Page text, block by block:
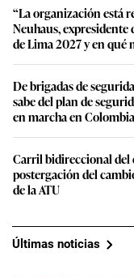
“La organización está
Neuhaus, expresidente
de Lima 2027 y en qué
De brigadas de
sabe del plan de
en marcha en
Carril bidireccional del
postergación del
de la ATU
Últimas noticias